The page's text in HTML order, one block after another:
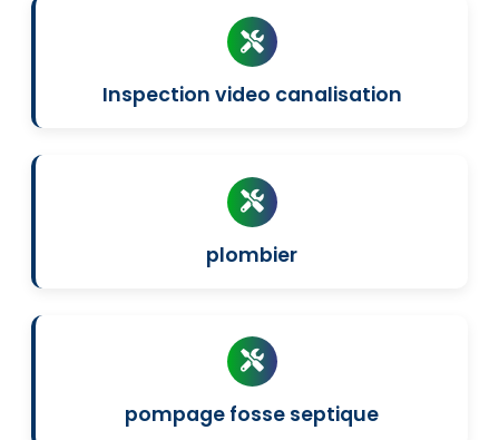
Inspection video canalisation
plombier
pompage fosse septique